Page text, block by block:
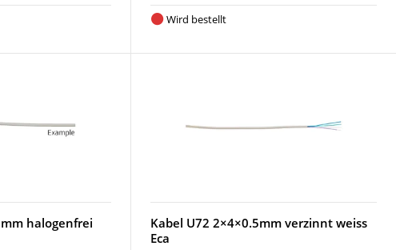
Wird bestellt
halogenfrei
Kabel U72 2×4×0.5mm verzinnt weiss
Eca